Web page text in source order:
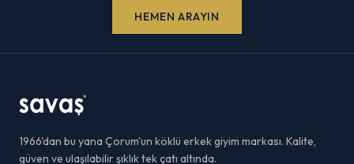
HEMEN ARAYIN
1966'dan bu yana Çorum'un köklü erkek giyim markası. Kalite,
güven ve ulaşılabilir şıklık tek çatı altında.